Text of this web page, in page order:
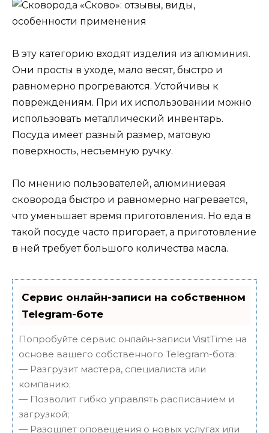
В эту категорию входят изделия из алюминия.
Они просты в уходе, мало весят, быстро и
равномерно прогреваются. Устойчивы к
повреждениям. При их использовании можно
использовать металлический инвентарь.
Посуда имеет разный размер, матовую
поверхность, несъемную ручку.
По мнению пользователей, алюминиевая
сковорода быстро и равномерно нагревается,
что уменьшает время приготовления. Но еда в
такой посуде часто пригорает, а приготовление
в ней требует большого количества масла.
Сервис онлайн-записи на собственном
Telegram-боте
Попробуйте сервис онлайн-записи VisitTime на
основе вашего собственного Telegram-бота:
— Разгрузит мастера, специалиста или
компанию;
— Позволит гибко управлять расписанием и
загрузкой;
— Разошлет оповещения о новых услугах или